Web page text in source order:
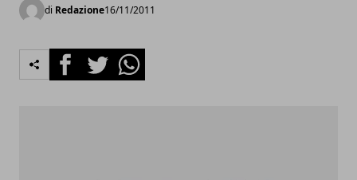
di Redazione16/11/2011
FacebookTwitterWhatsapp